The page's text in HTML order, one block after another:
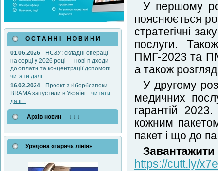
О С Т А Н Н І Н О В И Н И
01.06.2026 - НСЗУ: складні операції
на серці у 2026 році — нові підходи
до оплати та концентрації допомоги
читати далі...
16.02.2024 - Проект з кібербезпеки
BRAMA запустили в Україні читати
далі...
Архів новин ↓ ↓ ↓
Урядова «гаряча лінія»
У першому
пояснюється
стратегічні
послуги.
ПМГ-2023 та
а також
У другому
медичних
гарантій
кожним
пакет і що до
https://cutt.ly/